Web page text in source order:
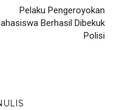
Pelaku Pengeroyokan
Berhasil Dibekuk
Polisi